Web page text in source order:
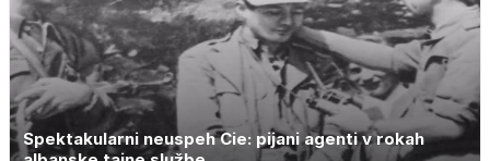
Spektakularni neuspeh Cie: pijani agenti v rokah